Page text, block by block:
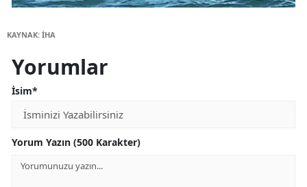
KAYNAK: İHA
Yorumlar
İsim*
Yorum Yazın (500 Karakter)